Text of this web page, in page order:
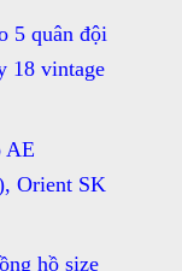
5 quân đội
18 vintage
AE
Orient SK
hồ size